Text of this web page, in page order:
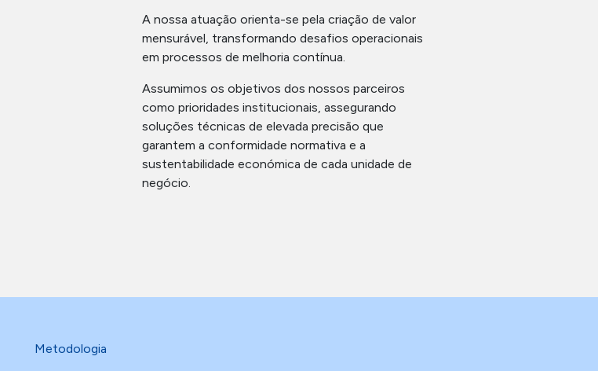
A nossa atuação orienta-se pela criação de valor
mensurável, transformando desafios operacionais
em processos de melhoria contínua.
Assumimos os objetivos dos nossos parceiros
como prioridades institucionais, assegurando
soluções técnicas de elevada precisão que
garantem a conformidade normativa e a
sustentabilidade económica de cada unidade de
negócio.
Metodologia